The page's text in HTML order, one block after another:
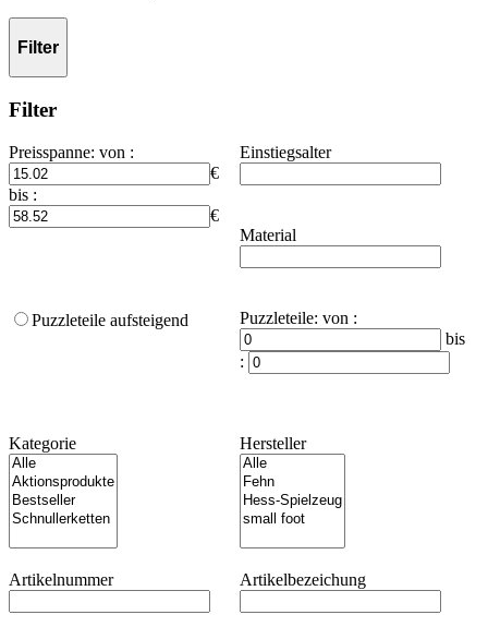
Filter
Filter
Preisspanne: von :
€
bis :
€
Einstiegsalter
Material
Puzzleteile aufsteigend Puzzleteile: von :
bis
:
Kategorie Hersteller
Artikelnummer Artikelbezeichung